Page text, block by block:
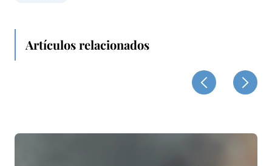
Artículos relacionados